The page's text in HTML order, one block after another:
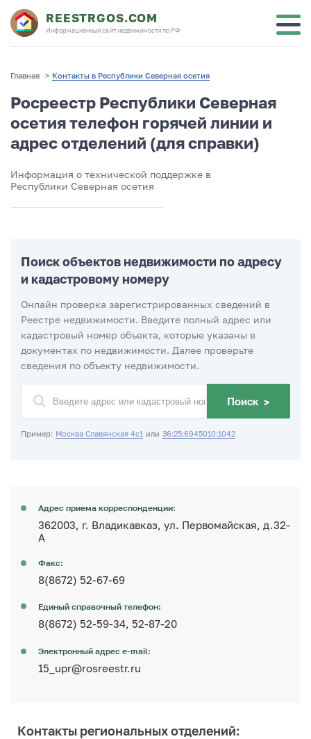
REESTRGOS.COM
Информационный сайт недвижимости по РФ
Главная > Контакты в Республики Северная осетия
Росреестр Республики Северная
осетия телефон горячей линии и
адрес отделений (для справки)
Информация о технической поддержке в
Республики Северная осетия
Поиск объектов недвижимости по адресу
и кадастровому номеру
Онлайн проверка зарегистрированных сведений в
Реестре недвижимости. Введите полный адрес или
кадастровый номер объекта, которые указаны в
документах по недвижимости. Далее проверьте
сведения по объекту недвижимости.
Поиск >
Пример: Москва Славянская 4с1 или 36:25:6945010:1042
Адрес приема корреспонденции:
362003, г. Владикавказ, ул. Первомайская, д.32-
А
Факс:
8(8672) 52-67-69
Единый справочный телефон:
8(8672) 52-59-34, 52-87-20
Электронный адрес e-mail:
15_upr@rosreestr.ru
Контакты региональных отделений: